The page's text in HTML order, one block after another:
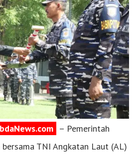
– Pemerintah
bersama TNI Angkatan Laut (AL)